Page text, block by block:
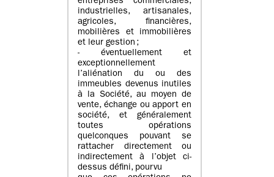
industrielles, artisanales,
agricoles, financières,
mobilières et immobilières
et leur gestion ;
- éventuellement et
exceptionnellement
l’aliénation du ou des
immeubles devenus inutiles
à la Société, au moyen de
vente, échange ou apport en
société, et généralement
toutes opérations
quelconques pouvant se
rattacher directement ou
indirectement à l’objet ci-
dessus défini, pourvu